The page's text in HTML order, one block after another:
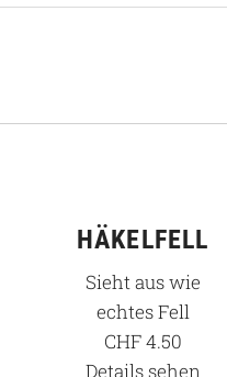
HÄKELFELL
Sieht aus wie
echtes Fell
CHF4.50
Details sehen